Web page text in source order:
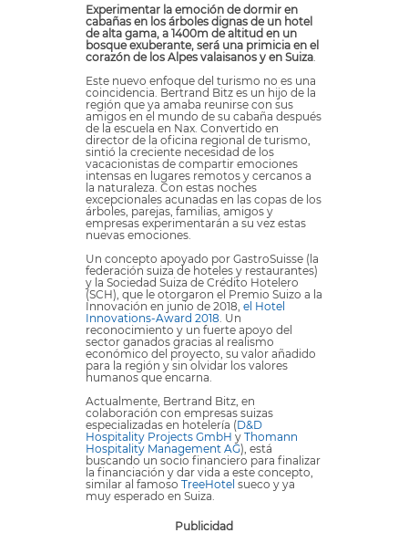
Experimentar la emoción de dormir en
cabañas en los árboles dignas de un hotel
de alta gama, a 1400m de altitud en un
bosque exuberante, será una primicia en el
corazón de los Alpes valaisanos y en Suiza.
Este nuevo enfoque del turismo no es una
coincidencia. Bertrand Bitz es un hijo de la
región que ya amaba reunirse con sus
amigos en el mundo de su cabaña después
de la escuela en Nax. Convertido en
director de la oficina regional de turismo,
sintió la creciente necesidad de los
vacacionistas de compartir emociones
intensas en lugares remotos y cercanos a
la naturaleza. Con estas noches
excepcionales acunadas en las copas de los
árboles, parejas, familias, amigos y
empresas experimentarán a su vez estas
nuevas emociones.
Un concepto apoyado por GastroSuisse (la
federación suiza de hoteles y restaurantes)
y la Sociedad Suiza de Crédito Hotelero
(SCH), que le otorgaron el Premio Suizo a la
Innovación en junio de 2018, el Hotel
Innovations-Award 2018. Un
reconocimiento y un fuerte apoyo del
sector ganados gracias al realismo
económico del proyecto, su valor añadido
para la región y sin olvidar los valores
humanos que encarna.
Actualmente, Bertrand Bitz, en
colaboración con empresas suizas
especializadas en hotelería (D&D
Hospitality Projects GmbH y Thomann
Hospitality Management AG), está
buscando un socio financiero para finalizar
la financiación y dar vida a este concepto,
similar al famoso TreeHotel sueco y ya
muy esperado en Suiza.
Publicidad